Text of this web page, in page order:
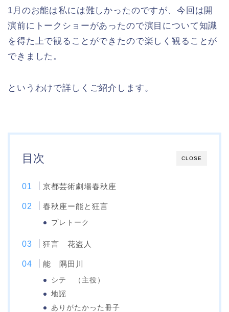
1月のお能は私には難しかったのですが、今回は開
演前にトークショーがあったので演目について知識
を得た上で観ることができたので楽しく観ることが
できました。
というわけで詳しくご紹介します。
CLOSE
目次
京都芸術劇場春秋座
春秋座ー能と狂言
プレトーク
狂言 花盗人
能 隅田川
シテ （主役）
地謡
ありがたかった冊子